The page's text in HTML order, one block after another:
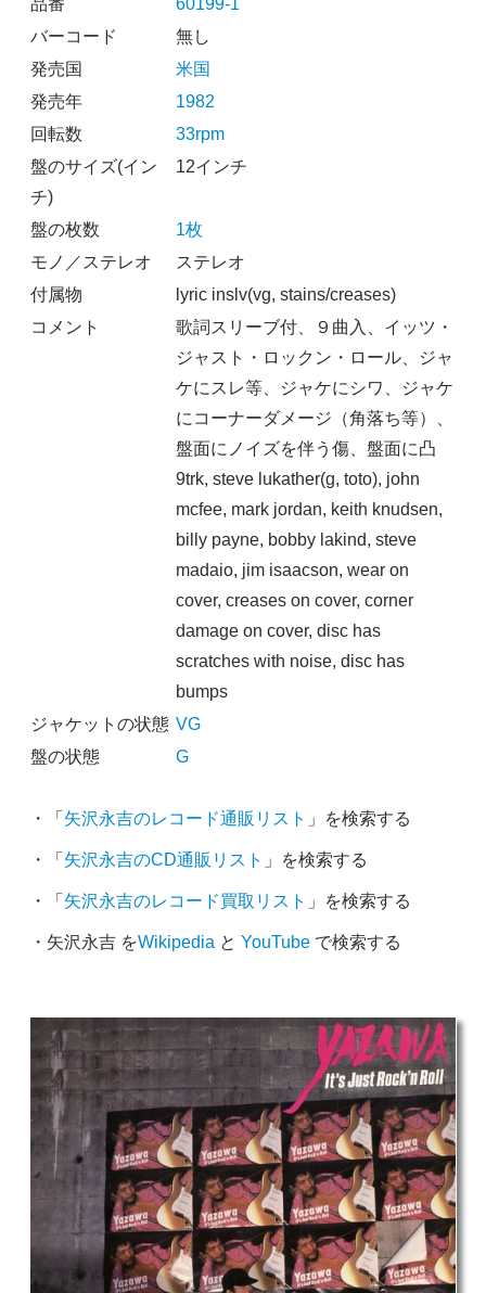
品番
60199-1
バーコード
無し
発売国
米国
発売年
1982
回転数
33rpm
盤のサイズ(イン
チ)
12インチ
盤の枚数
1枚
モノ／ステレオ
ステレオ
付属物
lyric inslv(vg, stains/creases)
コメント
歌詞スリーブ付、９曲入、イッツ・
ジャスト・ロックン・ロール、ジャ
ケにスレ等、ジャケにシワ、ジャケ
にコーナーダメージ（角落ち等）、
盤面にノイズを伴う傷、盤面に凸
9trk, steve lukather(g, toto), john
mcfee, mark jordan, keith knudsen,
billy payne, bobby lakind, steve
madaio, jim isaacson, wear on
cover, creases on cover, corner
damage on cover, disc has
scratches with noise, disc has
bumps
ジャケットの状態 VG
盤の状態
G
・「 矢沢永吉のレコード通販リスト 」を検索する
・「 矢沢永吉のCD通販リスト 」を検索する
・「 矢沢永吉のレコード買取リスト 」を検索する
・矢沢永吉 をWikipedia と YouTubeで検索する